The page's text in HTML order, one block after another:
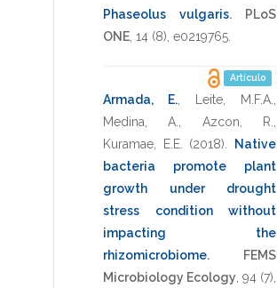
Phaseolus vulgaris.
PLoS
ONE 14 (8), e0219765
Artículo
Armada, E. Leite, M.F.A.
Medina, A.
Azcon, R.
Kuramae, E.E.
(2018)
Native
bacteria promote plant
growth under drought
stress condition without
impacting the
rhizomicrobiome.
FEMS
Microbiology Ecology 94 (7),